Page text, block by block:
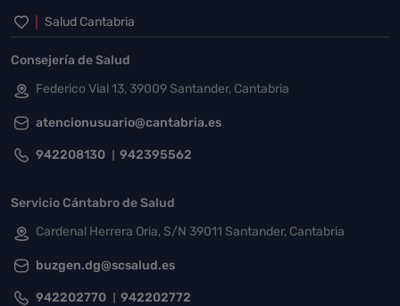
Inicio del pie de página
Salud Cantabria
Consejería de Salud
Federico Vial 13, 39009 Santander, Cantabria
atencionusuario@cantabria.es
942208130 942395562
Servicio Cántabro de Salud
Cardenal Herrera Oria, S/N 39011 Santander, Cantabria
buzgen.dg@scsalud.es
942202770 942202772